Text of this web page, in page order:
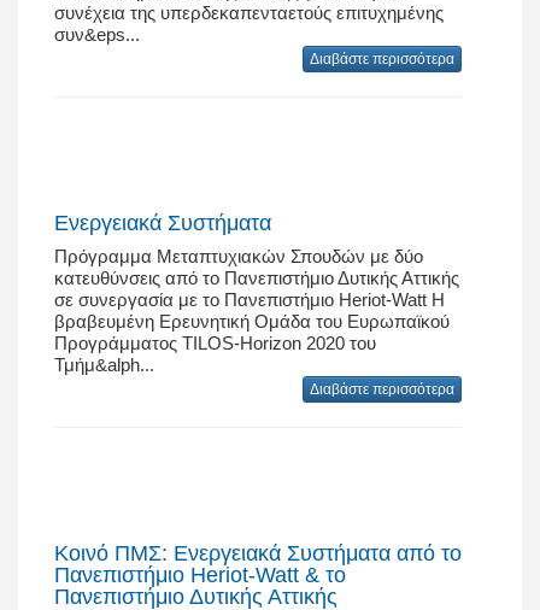
συνέχεια της υπερδεκαπενταετούς επιτυχημένης
συν&eps...
Διαβάστε περισσότερα
Ενεργειακά Συστήματα
Πρόγραμμα Μεταπτυχιακών Σπουδών με δύο
κατευθύνσεις από το Πανεπιστήμιο Δυτικής Αττικής
σε συνεργασία με το Πανεπιστήμιο Heriot-Watt Η
βραβευμένη Ερευνητική Ομάδα του Ευρωπαϊκού
Προγράμματος TILOS-Horizon 2020 του
Τμήμ&alph...
Διαβάστε περισσότερα
Κοινό ΠΜΣ: Ενεργειακά Συστήματα από το
Πανεπιστήμιο Heriot-Watt & το
Πανεπιστήμιο Δυτικής Αττικής